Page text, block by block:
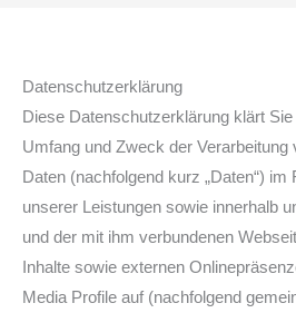
Datenschutzerklärung
Diese Datenschutzerklärung klärt
Umfang und Zweck der Verarbeitung
Daten (nachfolgend kurz „Daten“)
unserer Leistungen sowie innerhalb
und der mit ihm verbundenen
Inhalte sowie externen
Media Profile auf (nachfolgend